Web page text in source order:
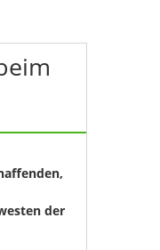
der